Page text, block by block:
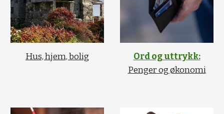
Hus, hjem, bolig
Ord og uttrykk:
Penger og økonomi